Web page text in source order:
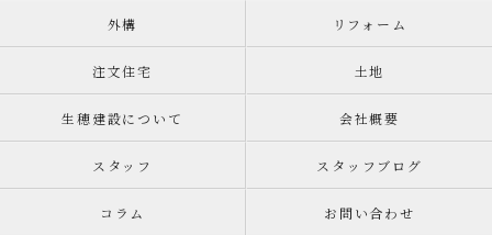
外構 リフォーム
注文住宅 土地
生穂建設について 会社概要
スタッフ スタッフブログ
コラム お問い合わせ